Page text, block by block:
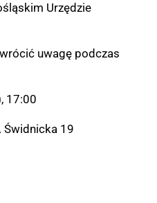
Urzędzie
uwagę podczas
17:00
Świdnicka 19